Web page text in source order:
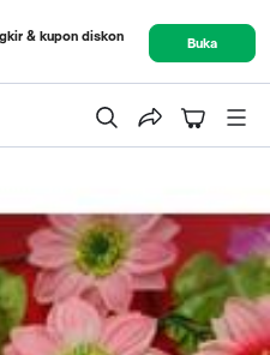
& kupon diskon
Buka